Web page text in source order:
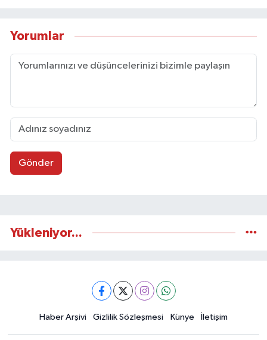
Yorumlar
Gönder
Yükleniyor...
Haber Arşivi Gizlilik Sözleşmesi Künye İletişim